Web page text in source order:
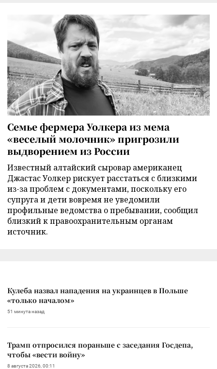
Семье фермера Уолкера из мема
«веселый молочник» пригрозили
выдворением из России
Известный алтайский сыровар американец
Джастас Уолкер рискует расстаться с близкими
из-за проблем с документами, поскольку его
супруга и дети вовремя не уведомили
профильные ведомства о пребывании, сообщил
близкий к правоохранительным органам
источник.
Кулеба назвал нападения на украинцев в Польше
«только началом»
51 минута назад
Трамп отпросился пораньше с заседания Госдепа,
чтобы «вести войну»
8 августа 2026, 00:11